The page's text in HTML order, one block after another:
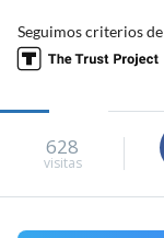
Seguimos criterios de
628
visitas